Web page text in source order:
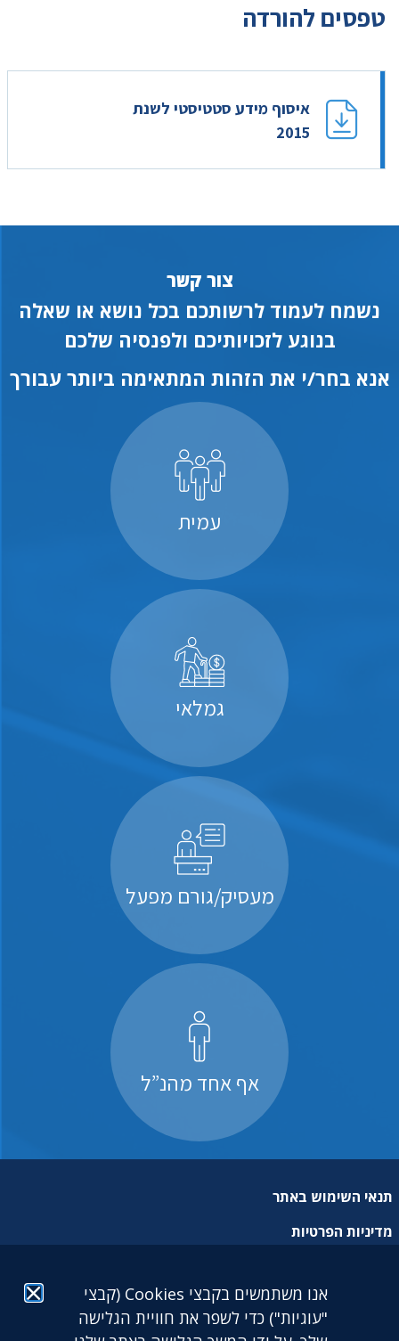
טפסים להורדה
איסוף מידע סטטיסטי לשנת
2015
צור קשר
נשמח לעמוד לרשותכם בכל נושא או שאלה
בנוגע לזכויותיכם ולפנסיה שלכם
אנא בחר/י את הזהות המתאימה ביותר עבורך
עמית
גמלאי
מעסיק/גורם מפעל
אף אחד מהנ”ל
תנאי השימוש באתר
מדיניות הפרטיות
הצהרת נגישות
אנו משתמשים בקבצי Cookies (קבצי
"עוגיות") כדי לשפר את חוויית הגלישה